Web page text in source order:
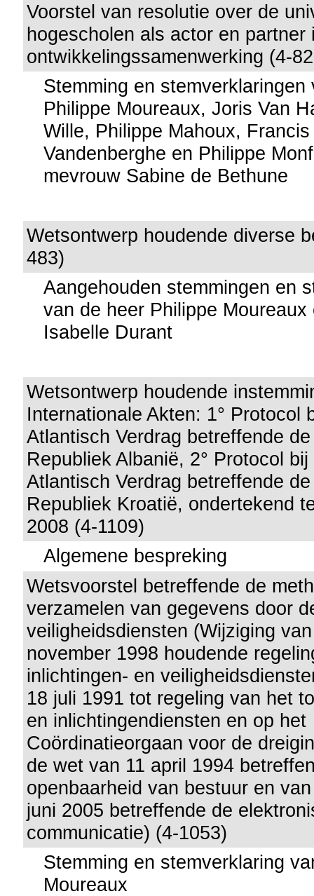
Voorstel van resolutie over de
hogescholen als actor en partner
ontwikkelingssamenwerking (4-
Stemming en stemverklaringen
Philippe Moureaux, Joris Van
Wille, Philippe Mahoux,
Vandenberghe en Philippe
mevrouw Sabine de Bethune
Wetsontwerp houdende diverse
483)
Aangehouden stemmingen en
van de heer Philippe Moureaux
Isabelle Durant
Wetsontwerp houdende
Internationale Akten: 1° Protocol
Atlantisch Verdrag betreffende
Republiek Albanië, 2° Protocol
Atlantisch Verdrag betreffende
Republiek Kroatië, ondertekend
2008 (4-1109)
Algemene bespreking
Wetsvoorstel betreffende de
verzamelen van gegevens door
veiligheidsdiensten (Wijziging
november 1998 houdende
inlichtingen- en
18 juli 1991 tot regeling van het
en inlichtingendiensten en op het
Coördinatieorgaan voor de
de wet van 11 april 1994
openbaarheid van bestuur en
juni 2005 betreffende de
communicatie) (4-1053)
Stemming en stemverklaring
Moureaux